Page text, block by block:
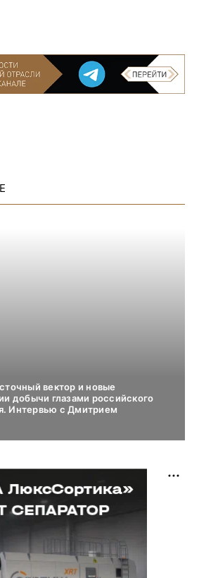
вектор и новые
добычи глазами российского
Интервью с Дмитрием